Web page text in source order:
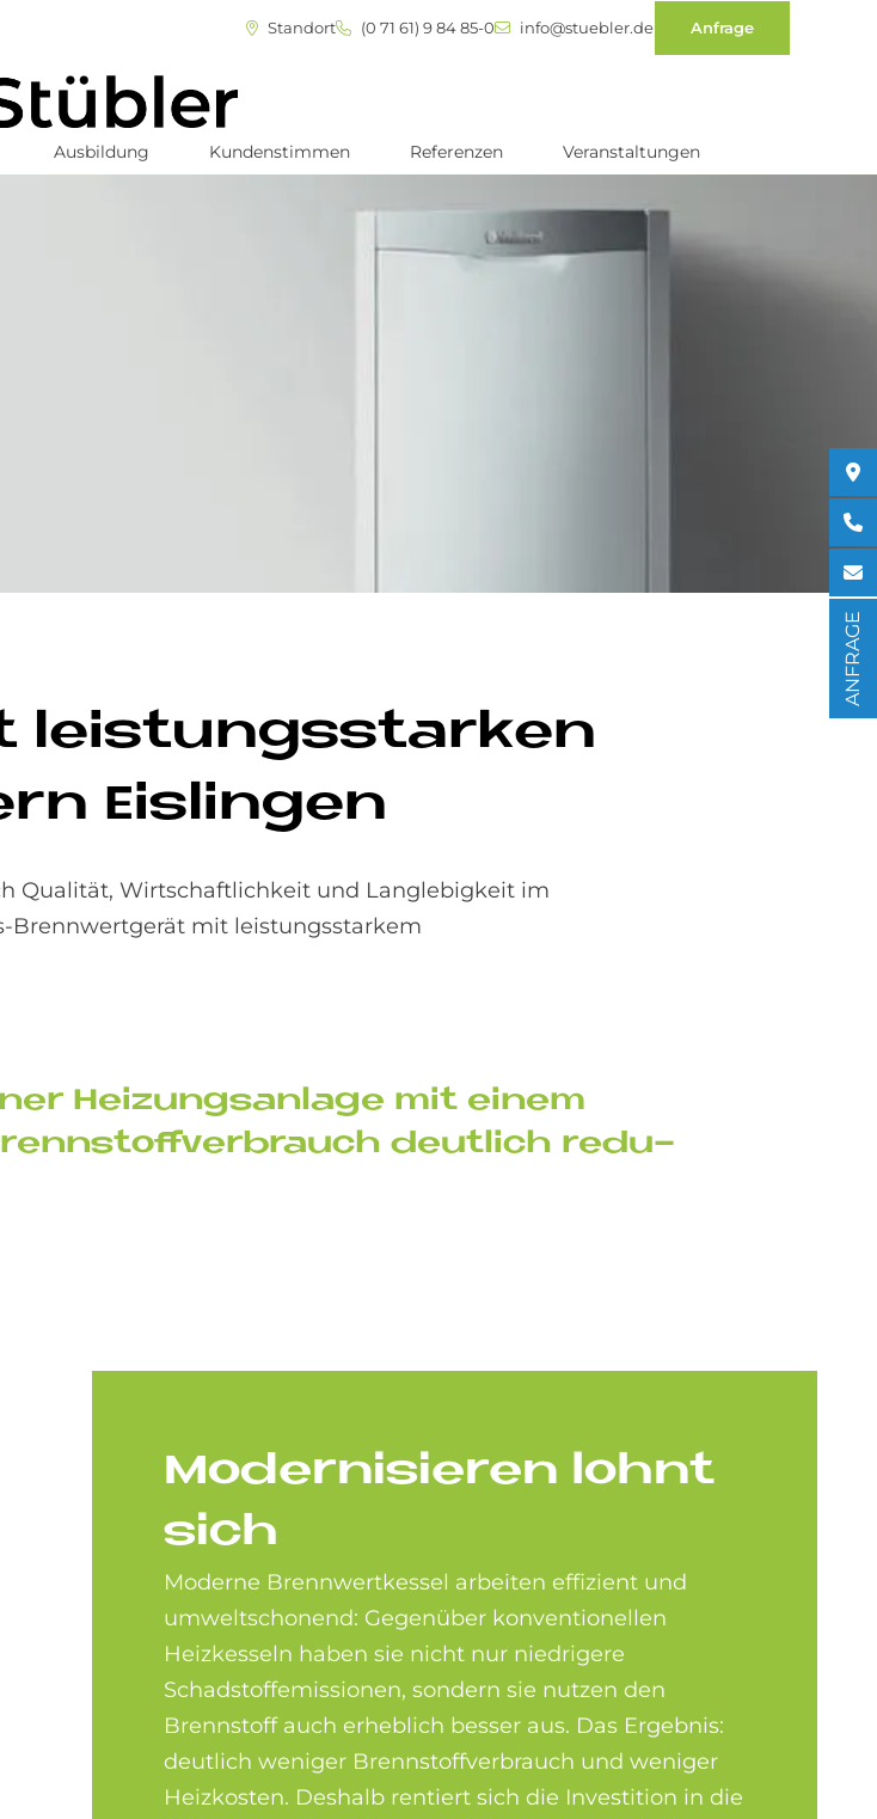
Standort (0 71 61) 9 84 85-0 info@stuebler.de Anfrage
Ausbildung Kundenstimmen Referenzen Veranstaltungen
lei­stungs­star­ken
Eis­lin­gen
Qualität, Wirtschaftlichkeit und Langlebigkeit im
Brennwertgerät mit leistungsstarkem
Hei­zungs­an­la­ge mit ei­nem
deut­lich re­du­
Mo­der­ni­sie­ren lohnt
sich
Moderne Brenn­wert­kessel arbeiten effizient und
umweltschonend: Gegenüber konventionellen
Heizkesseln haben sie nicht nur niedrigere
Schadstoff­emissionen, sondern sie nutzen den
Brennstoff auch erheblich besser aus. Das Ergebnis:
deutlich weniger Brenn­stoff­verbrauch und weniger
Heizkosten. Deshalb rentiert sich die Investition in die
ANFRAGE